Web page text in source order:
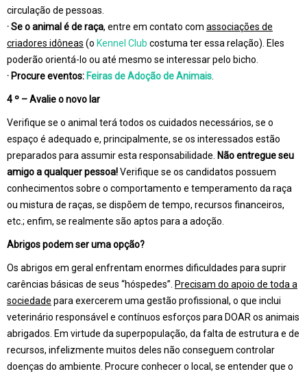
circulação de pessoas.
·Se o animal é de raça, entre em contato com associações de
criadores idôneas (o Kennel Club costuma ter essa relação). Eles
poderão orientá-lo ou até mesmo se interessar pelo bicho.
·Procure eventos: Feiras de Adoção de Animais
4 º – Avalie o novo lar
Verifique se o animal terá todos os cuidados necessários, se o
espaço é adequado e, principalmente, se os interessados estão
preparados para assumir esta responsabilidade. Não entregue seu
amigo a qualquer pessoa!Verifique se os candidatos possuem
conhecimentos sobre o comportamento e temperamento da raça
ou mistura de raças, se dispõem de tempo, recursos financeiros,
etc.; enfim, se realmente são aptos para a adoção.
Abrigos podem ser uma opção?
Os abrigos em geral enfrentam enormes dificuldades para suprir
carências básicas de seus “hóspedes”. Precisam do apoio de toda a
sociedade para exercerem uma gestão profissional, o que inclui
veterinário responsável e contínuos esforços para DOAR os animais
abrigados. Em virtude da superpopulação, da falta de estrutura e de
recursos, infelizmente muitos deles não conseguem controlar
doenças do ambiente. Procure conhecer o local, se entender que o